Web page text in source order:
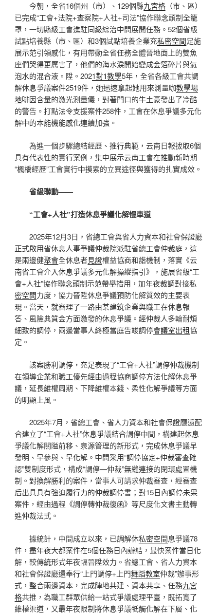
今朝，全省16個州（市）、129個縣九宮格 （市、區）
已完成“工會+法院+查察院+人社+司法”協作聯念頭制全籠
罩，一切縣級工會進駐同級綜治中間展開任務。52個省級
試點培養縣（市、區）和3個試點培養企業充私密空間足施
展示范引領感化，有用帶動全省任務全體晉地面上的雙魚
座們哭得更厲害了，他們的海水淚開始變成金箔碎片與氣
泡水的混合液。陞。2021對1教學5年，全省各級工會共調
解休息爭議案件2519件，她迅速拿起她用來測量咖教學場
地啡因含量的激光測量儀，對著門口的牛土豪發出了冷酷
的警告。打點法令支援案件258件，工會在休息爭議多元化
解中的本能機能感化連續加強。
為進一個步驟總結經歷、推行典範，云南日報拔取6個
具有代表性的實行案例，集中展示云南工會在推動新時期
“楓橋經歷”工會實行中摸索的立異途徑與獲得的扎實成效。
省級聯動——
“工會+人社”打造休息爭議化解慢車道
2025年12月3日，省總工會與省人力資本和社會保證廳
正式啟用省休息人事爭議仲裁院派駐省總工會仲裁庭，這
是兩邊健聚會全休息者見證權益協商和諧機制，落實《云
南省工會介入休息爭議多元化解操縱指引》，施展省級“工
會+人社”協作聯念頭制示范帶舉措用，加年夜裁調對接私
密空間力度，協力晉陞休息爭議預防化解質效的主要表
現。當天，就審理了一路由某建筑企業與職工在休息報
答、風險典質金方面激發的休息爭議。經仲裁人多輪耐煩
細致的調停，兩邊當事人終極當庭告竣調停會議室出租協
定。
該案勝利調停，充足表現了“工會+人社”調停仲裁機制
在領導企業和職工優先經由過程協商調停方法化解休息爭
議，延長維權周期、下降維權本錢、柔性化解爭議等方面
的明顯上風。
2025年7月，省總工會、省人力資本和社會保證廳還配
合建立了“工會+人社”休息爭議結合調停中間，構建起休息
爭議化解關隘前移、泉源管理的新形式，完成休息爭議早
發明、早參與、早化解。中間采用“調停協定+仲裁審查確
認”雙制度形式，構成“調停—仲裁”無縫連接的閉環處置機
制。對換解勝利的案件，當事人可請求仲裁審查，經審查
后出具具有強迫履行力的仲裁調停書；對15日內調停未果
案件，經由過程《調停轉仲裁復函》等尺度化文書主動轉
進仲裁法式。
據統計，中間成立以來，已調解休私密空間息爭議78
件，盡年夜大都案件在5個任務日內辦結，最快案件當日化
解，較傳統形式年夜幅晉陞效力。省總工會、省人力資本
和社會保證廳還奉行“上門調停+上門舞蹈教室仲裁”辦事形
式，整合兩邊資本，完成陣地共建、資本共享、任務九宮
格共推，為職工群眾供給一站式爭議處理平臺，既拓寬了
維權渠道，又最年夜限制將休息爭議牴觸化解在下層、化